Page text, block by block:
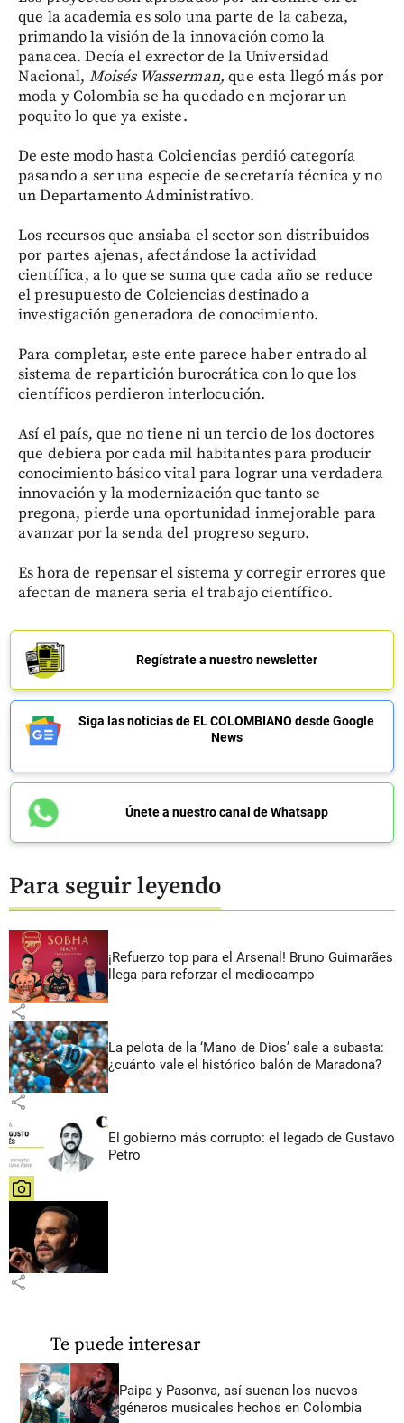
que la academia es solo una parte de la cabeza,
primando la visión de la innovación como la
panacea. Decía el exrector de la Universidad
Nacional, Moisés Wasserman, que esta llegó más por
moda y Colombia se ha quedado en mejorar un
poquito lo que ya existe.
De este modo hasta Colciencias perdió categoría
pasando a ser una especie de secretaría técnica y no
un Departamento Administrativo.
Los recursos que ansiaba el sector son distribuidos
por partes ajenas, afectándose la actividad
científica, a lo que se suma que cada año se reduce
el presupuesto de Colciencias destinado a
investigación generadora de conocimiento.
Para completar, este ente parece haber entrado al
sistema de repartición burocrática con lo que los
científicos perdieron interlocución.
Así el país, que no tiene ni un tercio de los doctores
que debiera por cada mil habitantes para producir
conocimiento básico vital para lograr una verdadera
innovación y la modernización que tanto se
pregona, pierde una oportunidad inmejorable para
avanzar por la senda del progreso seguro.
Es hora de repensar el sistema y corregir errores que
afectan de manera seria el trabajo científico.
Regístrate a nuestro newsletter
Siga las noticias de EL COLOMBIANO desde Google
News
Únete a nuestro canal de Whatsapp
Para seguir leyendo
¡Refuerzo top para el Arsenal! Bruno Guimarães
llega para reforzar el mediocampo
share
La pelota de la ‘Mano de Dios’ sale a subasta:
¿cuánto vale el histórico balón de Maradona?
share
El gobierno más corrupto: el legado de Gustavo
Petro
share
share
Te puede interesar
Paipa y Pasonva, así suenan los nuevos
géneros musicales hechos en Colombia